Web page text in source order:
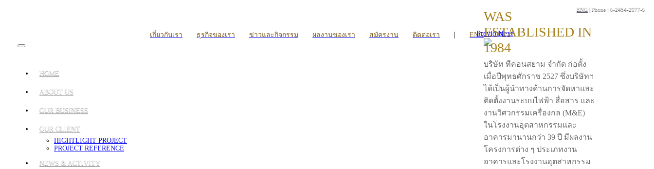
ENG | Phone : 0-2454-2977-9
เกี่ยวกับเรา ธุรกิจของเรา ข่าวและกิจกรรม ผลงานของเรา สมัครงาน ติดต่อเรา | ENG
HOME
ABOUT US
OUR BUSINESS
OUR CLIENT
HIGHTLIGHT PROJECT
PROJECT REFERENCE
NEWS & ACTIVITY
PreviousNext
WAS
ESTABLISHED IN
1984
บริษัท ทีคอนสยาม จำกัด ก่อตั้ง
เมื่อปีพุทธศักราช 2527 ซึ่งบริษัทฯ
ได้เป็นผู้นำทางด้านการจัดหาและ
ติดตั้งงานระบบไฟฟ้า สื่อสาร และ
งานวิศวกรรมเครื่องกล (M&E)
ในโรงงานอุตสาหกรรมและ
อาคารมานานกว่า 39 ปี มีผลงาน
โครงการต่าง ๆ ประเภทงาน
อาคารและโรงงานอุตสาหกรรม